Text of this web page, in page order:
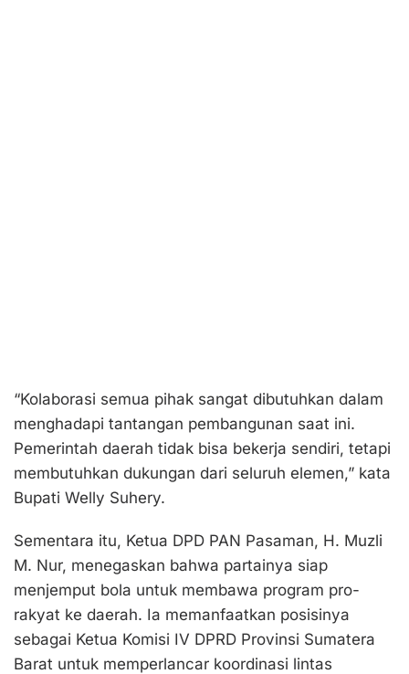
“Kolaborasi semua pihak sangat dibutuhkan dalam
menghadapi tantangan pembangunan saat ini.
Pemerintah daerah tidak bisa bekerja sendiri, tetapi
membutuhkan dukungan dari seluruh elemen,” kata
Bupati Welly Suhery.
Sementara itu, Ketua DPD PAN Pasaman, H. Muzli
M. Nur, menegaskan bahwa partainya siap
menjemput bola untuk membawa program pro-
rakyat ke daerah. Ia memanfaatkan posisinya
sebagai Ketua Komisi IV DPRD Provinsi Sumatera
Barat untuk memperlancar koordinasi lintas